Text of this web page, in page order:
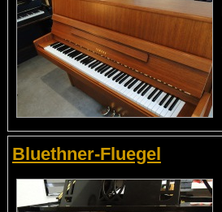
Bluethner-Fluegel